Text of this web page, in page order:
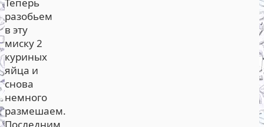
Теперь
разобьем
в эту
миску 2
куриных
яйца и
снова
немного
размешаем.